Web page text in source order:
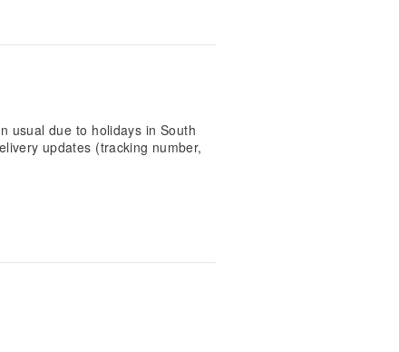
usual due to holidays in South
updates (tracking number,